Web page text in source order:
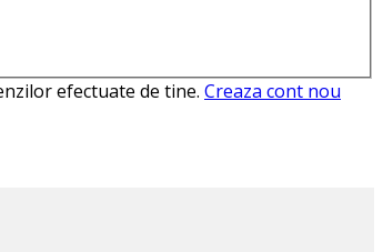
efectuate de tine. Creaza cont nou